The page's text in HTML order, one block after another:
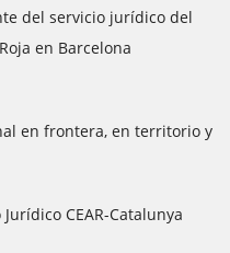
del servicio jurídico del
en Barcelona
en frontera, en territorio y
CEAR-Catalunya